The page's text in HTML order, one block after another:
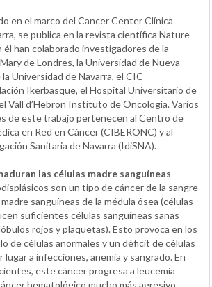
en el marco del Cancer Center Clínica
se publica en la revista científica Nature
él han colaborado investigadores de la
de Londres, la Universidad de Nueva
Universidad de Navarra, el CIC
Ikerbasque, el Hospital Universitario de
Vall d’Hebron Instituto de Oncología. Varios
de este trabajo pertenecen al Centro de
en Red en Cáncer (CIBERONC) y al
Sanitaria de Navarra (IdiSNA).
las células madre sanguíneas
son un tipo de cáncer de la sangre
sanguíneas de la médula ósea (células
suficientes células sanguíneas sanas
rojos y plaquetas). Esto provoca en los
de células anormales y un déficit de células
lugar a infecciones, anemia y sangrado. En
este cáncer progresa a leucemia